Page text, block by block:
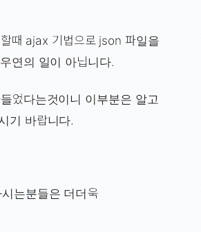
때 ajax 기법으로 json 파일을
연의 일이 아닙니다.
었다는것이니 이부분은 알고
기 바랍니다.
는분들은 더더욱